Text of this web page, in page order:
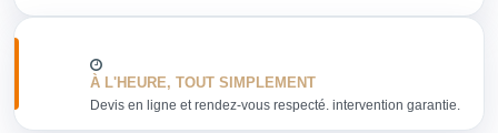
À L'HEURE, TOUT SIMPLEMENT
Devis en ligne et rendez-vous respecté. intervention garantie.